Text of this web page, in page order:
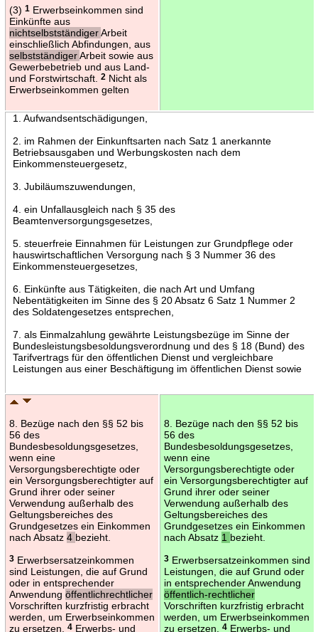
(3) 1Erwerbseinkommen sind
Einkünfte aus
nichtselbstständigerArbeit
einschließlich Abfindungen, aus
selbstständigerArbeit sowie aus
Gewerbebetrieb und aus Land-
und Forstwirtschaft.
2Nicht als
Erwerbseinkommen gelten
1. Aufwandsentschädigungen,
2. im Rahmen der Einkunftsarten nach Satz 1 anerkannte
Betriebsausgaben und Werbungskosten nach dem
Einkommensteuergesetz,
3. Jubiläumszuwendungen,
4. ein Unfallausgleich nach § 35 des
Beamtenversorgungsgesetzes,
5. steuerfreie Einnahmen für Leistungen zur Grundpflege oder
hauswirtschaftlichen Versorgung nach § 3 Nummer 36 des
Einkommensteuergesetzes,
6. Einkünfte aus Tätigkeiten, die nach Art und Umfang
Nebentätigkeiten im Sinne des § 20 Absatz 6 Satz 1 Nummer 2
des Soldatengesetzes entsprechen,
7. als Einmalzahlung gewährte Leistungsbezüge im Sinne der
Bundesleistungsbesoldungsverordnung und des § 18 (Bund) des
Tarifvertrags für den öffentlichen Dienst und vergleichbare
Leistungen aus einer Beschäftigung im öffentlichen Dienst sowie
8. Bezüge nach den §§ 52 bis
56 des
Bundesbesoldungsgesetzes,
wenn eine
Versorgungsberechtigte oder
ein Versorgungsberechtigter auf
Grund ihrer oder seiner
Verwendung außerhalb des
Geltungsbereiches des
Grundgesetzes ein Einkommen
nach Absatz 4 bezieht.
3Erwerbsersatzeinkommen
sind Leistungen, die auf Grund
oder in entsprechender
Anwendung öffentlichrechtlicher
Vorschriften kurzfristig erbracht
werden, um Erwerbseinkommen
zu ersetzen.
4Erwerbs- und
8. Bezüge nach den §§ 52 bis
56 des
Bundesbesoldungsgesetzes,
wenn eine
Versorgungsberechtigte oder
ein Versorgungsberechtigter auf
Grund ihrer oder seiner
Verwendung außerhalb des
Geltungsbereiches des
Grundgesetzes ein Einkommen
nach Absatz 1 bezieht.
3Erwerbsersatzeinkommen sind
Leistungen, die auf Grund oder
in entsprechender Anwendung
öffentlich-rechtlicher
Vorschriften kurzfristig erbracht
werden, um Erwerbseinkommen
zu ersetzen.
4Erwerbs- und